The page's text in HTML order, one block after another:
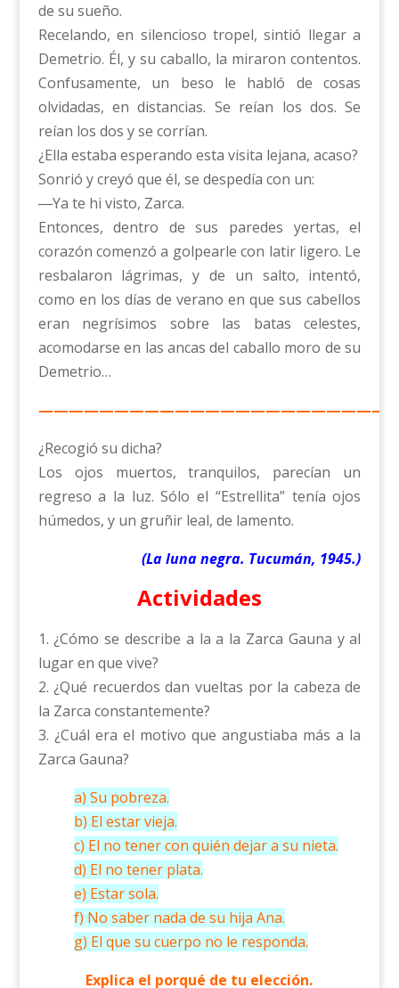
de su sueño.
Recelando, en silencioso tropel, sintió llegar a
Demetrio. Él, y su caballo, la miraron contentos.
Confusamente, un beso le habló de cosas
olvidadas, en distancias. Se reían los dos. Se
reían los dos y se corrían.
¿Ella estaba esperando esta visita lejana, acaso?
Sonrió y creyó que él, se despedía con un:
―Ya te hi visto, Zarca.
Entonces, dentro de sus paredes yertas, el
corazón comenzó a golpearle con latir ligero. Le
resbalaron lágrimas, y de un salto, intentó,
como en los días de verano en que sus cabellos
eran negrísimos sobre las batas celestes,
acomodarse en las ancas del caballo moro de su
Demetrio…
¿Recogió su dicha?
Los ojos muertos, tranquilos, parecían un
regreso a la luz. Sólo el “Estrellita” tenía ojos
húmedos, y un gruñir leal, de lamento.
(La luna negra. Tucumán, 1945.)
Actividades
1. ¿Cómo se describe a la a la Zarca Gauna y al
lugar en que vive?
2. ¿Qué recuerdos dan vueltas por la cabeza de
la Zarca constantemente?
3. ¿Cuál era el motivo que angustiaba más a la
Zarca Gauna?
a) Su pobreza.
b) El estar vieja.
c) El no tener con quién dejar a su nieta.
d) El no tener plata.
e) Estar sola.
f) No saber nada de su hija Ana.
g) El que su cuerpo no le responda.
Explica el porqué de tu elección.